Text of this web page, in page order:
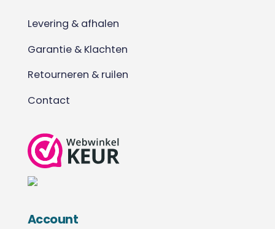
Levering & afhalen
Garantie & Klachten
Retourneren & ruilen
Contact
Account